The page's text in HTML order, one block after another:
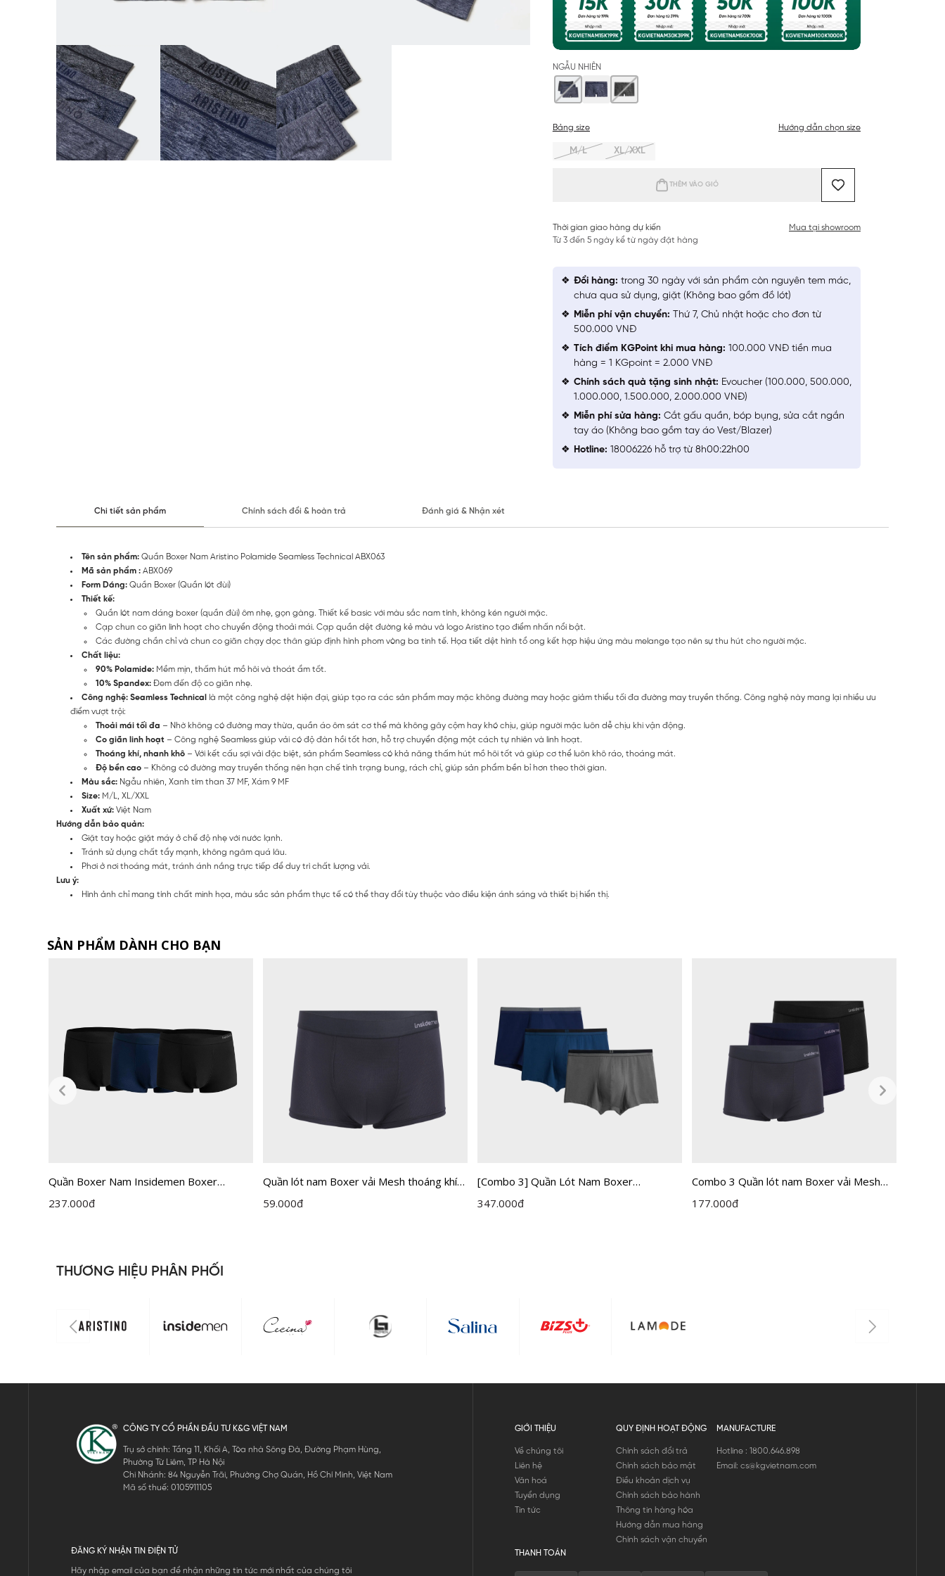
NGẪU NHIÊN
Bảng size Hướng dẫn chọn size
M/L XL/XXL
THÊM VÀO GIỎ
Thời gian giao hàng dự kiến
Từ 3 đến 5 ngày kể từ ngày đặt hàng
Mua tại showroom
Đổi hàng: trong 30 ngày với sản phẩm còn nguyên tem mác,
chưa qua sử dụng, giặt (Không bao gồm đồ lót)
Miễn phí vận chuyển: Thứ 7, Chủ nhật hoặc cho đơn từ
500.000 VNĐ
Tích điểm KGPoint khi mua hàng: 100.000 VNĐ tiền mua
hàng = 1 KGpoint = 2.000 VNĐ
Chính sách quà tặng sinh nhật: Evoucher (100.000, 500.000,
1.000.000, 1.500.000, 2.000.000 VNĐ)
Miễn phí sửa hàng: Cắt gấu quần, bóp bụng, sửa cắt ngắn
tay áo (Không bao gồm tay áo Vest/Blazer)
Hotline: 18006226 hỗ trợ từ 8h00:22h00
Chi tiết sản phẩm Chính sách đổi & hoàn trả Đánh giá & Nhận xét
Tên sản phẩm: Quần Boxer Nam Aristino Polamide Seamless Technical ABX063
Mã sản phẩm : ABX069
Form Dáng: Quần Boxer (Quần lót đùi)
Thiết kế:
Quần lót nam dáng boxer (quần đùi) ôm nhẹ, gọn gàng. Thiết kế basic với màu sắc nam tính, không kén người mặc.
Cạp chun co giãn linh hoạt cho chuyển động thoải mái. Cạp quần dệt đường kẻ màu và logo Aristino tạo điểm nhấn nổi bật.
Các đường chần chỉ và chun co giãn chạy dọc thân giúp định hình phom vòng ba tinh tế. Họa tiết dệt hình tổ ong kết hợp hiệu ứng màu melange tạo nên sự thu hút cho người mặc.
Chất liệu:
90% Polamide: Mềm mịn, thấm hút mồ hôi và thoát ẩm tốt.
10% Spandex: Đem đến độ co giãn nhẹ.
Công nghệ: Seamless Technical là một công nghệ dệt hiện đại, giúp tạo ra các sản phẩm may mặc không đường may hoặc giảm thiểu tối đa đường may truyền thống. Công nghệ này mang lại nhiều ưu
điểm vượt trội:
Thoải mái tối đa – Nhờ không có đường may thừa, quần áo ôm sát cơ thể mà không gây cộm hay khó chịu, giúp người mặc luôn dễ chịu khi vận động.
Co giãn linh hoạt – Công nghệ Seamless giúp vải có độ đàn hồi tốt hơn, hỗ trợ chuyển động một cách tự nhiên và linh hoạt.
Thoáng khí, nhanh khô – Với kết cấu sợi vải đặc biệt, sản phẩm Seamless có khả năng thấm hút mồ hôi tốt và giúp cơ thể luôn khô ráo, thoáng mát.
Độ bền cao – Không có đường may truyền thống nên hạn chế tình trạng bung, rách chỉ, giúp sản phẩm bền bỉ hơn theo thời gian.
Màu sắc: Ngẫu nhiên, Xanh tím than 37 MF, Xám 9 MF
Size: M/L, XL/XXL
Xuất xứ: Việt Nam
Hướng dẫn bảo quản:
Giặt tay hoặc giặt máy ở chế độ nhẹ với nước lạnh.
Tránh sử dụng chất tẩy mạnh, không ngâm quá lâu.
Phơi ở nơi thoáng mát, tránh ánh nắng trực tiếp để duy trì chất lượng vải.
Lưu ý:
Hình ảnh chỉ mang tính chất minh họa, màu sắc sản phẩm thực tế có thể thay đổi tùy thuộc vào điều kiện ánh sáng và thiết bị hiển thị.
SẢN PHẨM DÀNH CHO BẠN
Quần Boxer Nam Insidemen Boxer
IBX500EDP03
237.000đ
Quần lót nam Boxer vải Mesh thoáng khí
tản nhiệt Insidemen ACTIVE
IBX501EDP01
59.000đ
[Combo 3] Quần Lót Nam Boxer
Insidemen IBX001EXP03
347.000đ
Combo 3 Quần lót nam Boxer vải Mesh
thoáng khí tản nhiệt Insidemen ACTIVE
IBX501EDP03
177.000đ
THƯƠNG HIỆU PHÂN PHỐI
CÔNG TY CỔ PHẦN ĐẦU TƯ K&G VIỆT NAM
Trụ sở chính: Tầng 11, Khối A, Tòa nhà Sông Đà, Đường Phạm Hùng,
Phường Từ Liêm, TP Hà Nội
Chi Nhánh: 84 Nguyễn Trãi, Phường Chợ Quán, Hồ Chí Minh, Việt Nam
Mã số thuế: 0105911105
ĐĂNG KÝ NHẬN TIN ĐIỆN TỬ
Hãy nhập email của bạn để nhận những tin tức mới nhất của chúng tôi
GIỚI THIỆU
Về chúng tôi
Liên hệ
Văn hoá
Tuyển dụng
Tin tức
QUY ĐỊNH HOẠT ĐỘNG
Chính sách đổi trả
Chính sách bảo mật
Điều khoản dịch vụ
Chính sách bảo hành
Thông tin hàng hóa
Hướng dẫn mua hàng
Chính sách vận chuyển
MANUFACTURE
Hotline : 1800.646.898
Email: cs@kgvietnam.com
THANH TOÁN